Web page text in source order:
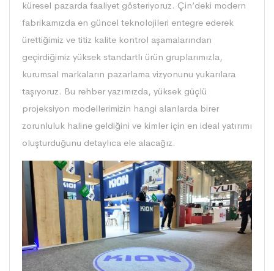
küresel pazarda faaliyet gösteriyoruz. Çin’deki modern
fabrikamızda en güncel teknolojileri entegre ederek
ürettiğimiz ve titiz kalite kontrol aşamalarından
geçirdiğimiz yüksek standartlı ürün gruplarımızla,
kurumsal markaların pazarlama vizyonunu yukarılara
taşıyoruz. Bu rehber yazımızda, yüksek güçlü
projeksiyon modellerimizin hangi alanlarda birer
zorunluluk haline geldiğini ve kimler için en ideal yatırımı
oluşturduğunu detaylıca ele alacağız.